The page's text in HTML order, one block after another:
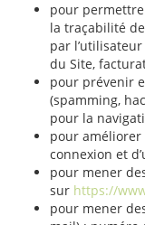
pour
la traçabilité
par
du Site,
pour prévenir
(spamming,
pour la
pour améliorer
connexion et
pour mener
sur https://
pour mener